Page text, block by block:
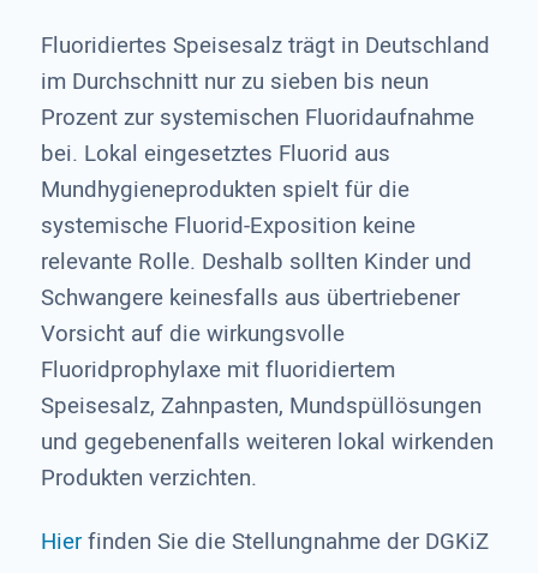
Fluoridiertes Speisesalz trägt in Deutschland
im Durchschnitt nur zu sieben bis neun
Prozent zur systemischen Fluoridaufnahme
bei. Lokal eingesetztes Fluorid aus
Mundhygieneprodukten spielt für die
systemische Fluorid-Exposition keine
relevante Rolle. Deshalb sollten Kinder und
Schwangere keinesfalls aus übertriebener
Vorsicht auf die wirkungsvolle
Fluoridprophylaxe mit fluoridiertem
Speisesalz, Zahnpasten, Mundspüllösungen
und gegebenenfalls weiteren lokal wirkenden
Produkten verzichten.
Hierfinden Sie die Stellungnahme der DGKiZ